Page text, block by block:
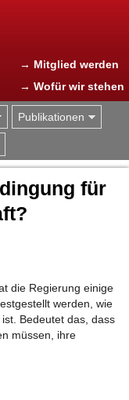
→ Mitglied werden
→ Wofür wir stehen
Publikationen
für
die Regierung einige
werden, wie
Bedeutet das, dass
müssen, ihre